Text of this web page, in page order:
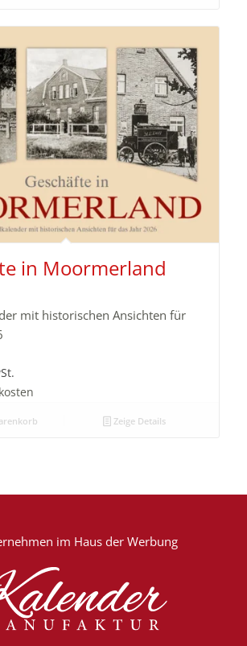
in Moormerland
mit historischen Ansichten für
Zeige Details
im Haus der Werbung